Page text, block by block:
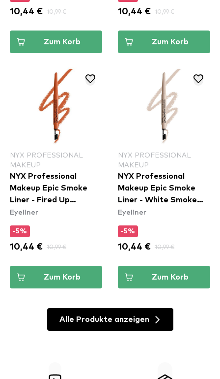
10,44 € 10,99 €
Zum Korb
10,44 € 10,99 €
Zum Korb
NYX PROFESSIONAL
MAKEUP
NYX Professional
Makeup Epic Smoke
Liner - Fired Up
(ESL05)
Eyeliner
-5%
10,44 € 10,99 €
Zum Korb
NYX PROFESSIONAL
MAKEUP
NYX Professional
Makeup Epic Smoke
Liner - White Smoke
(ESL01)
Eyeliner
-5%
10,44 € 10,99 €
Zum Korb
Alle Produkte anzeigen